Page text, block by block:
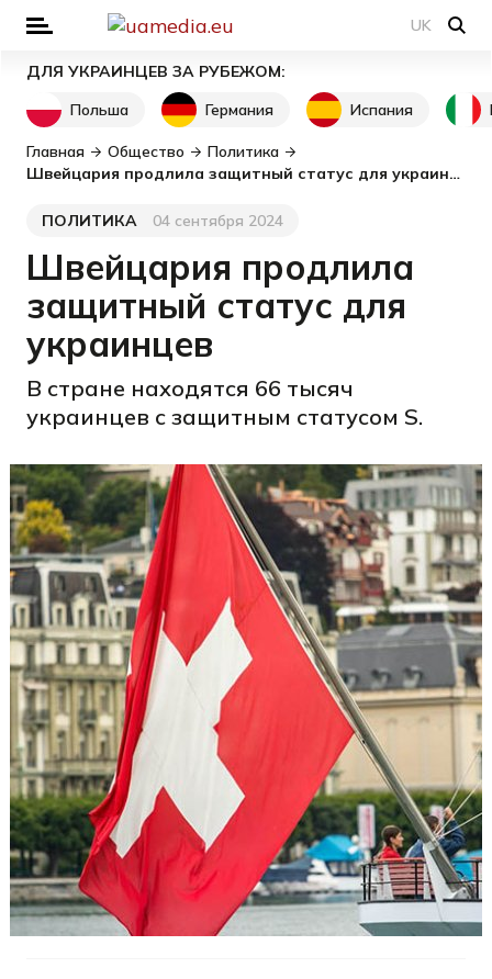
UK
ДЛЯ УКРАИНЦЕВ ЗА РУБЕЖОМ:
Польша
Германия Испания
Главная Общество
Политика
Швейцария продлила защитный статус для украинцев
Категория
ПОЛИТИКА
Дата публикации04 сентября 2024
Швейцария продлила
защитный статус для
украинцев
В стране находятся 66 тысяч
украинцев с защитным статусом S.